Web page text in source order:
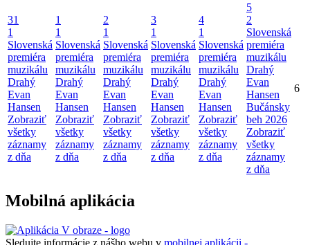
31
1
Slovenská
premiéra
muzikálu
Drahý
Evan
Hansen
Zobraziť
všetky
záznamy
z dňa
1
1
Slovenská
premiéra
muzikálu
Drahý
Evan
Hansen
Zobraziť
všetky
záznamy
z dňa
2
1
Slovenská
premiéra
muzikálu
Drahý
Evan
Hansen
Zobraziť
všetky
záznamy
z dňa
3
1
Slovenská
premiéra
muzikálu
Drahý
Evan
Hansen
Zobraziť
všetky
záznamy
z dňa
4
1
Slovenská
premiéra
muzikálu
Drahý
Evan
Hansen
Zobraziť
všetky
záznamy
z dňa
5
2
Slovenská
premiéra
muzikálu
Drahý
Evan
Hansen
Bučánsky
beh 2026
Zobraziť
všetky
záznamy
z dňa
6
Mobilná aplikácia
Sledujte informácie z nášho webu v mobilnej aplikácii -